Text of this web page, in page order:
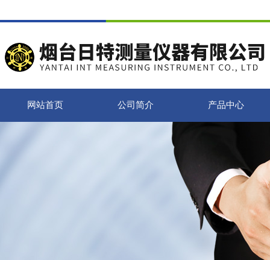
网站首页 公司简介 产品中心